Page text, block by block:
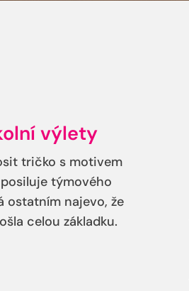
výlety
tričko s motivem
týmového
ostatním najevo, že
celou základku.